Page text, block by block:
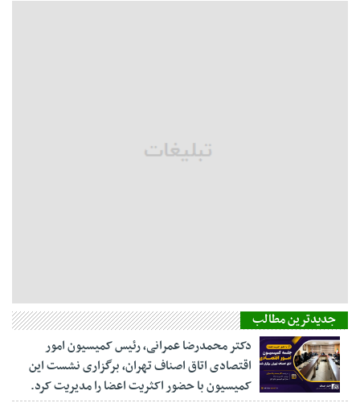
جدیدترین مطالب
دکتر محمدرضا عمرانی، رئیس کمیسیون امور
اقتصادی اتاق اصناف تهران، برگزاری نشست این
کمیسیون با حضور اکثریت اعضا را مدیریت کرد.